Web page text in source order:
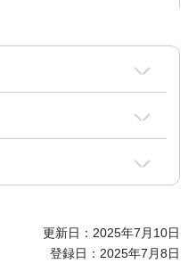
更新日：2025年7月10日
登録日：2025年7月8日